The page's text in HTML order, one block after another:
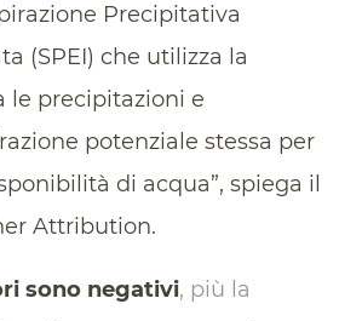
Precipitativa
(SPEI) che utilizza la
le precipitazioni e
potenziale stessa per
di acqua”, spiega il
Attribution.
sono negativi, più la